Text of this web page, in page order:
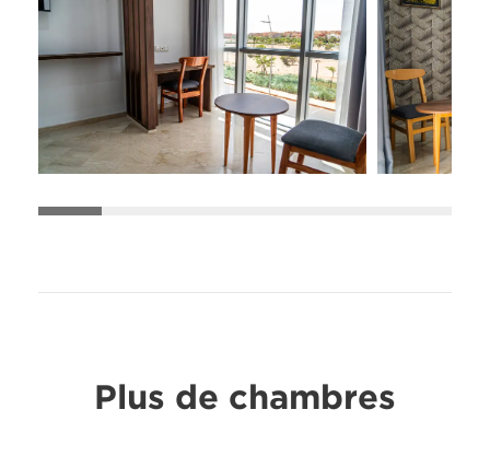
Plus de chambres